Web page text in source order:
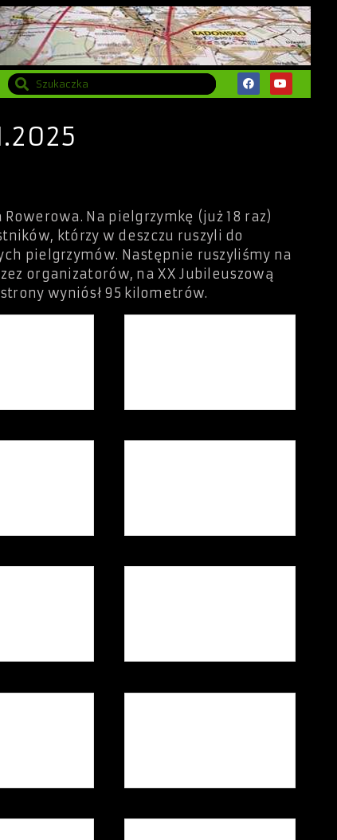
Na pielgrzymkę (już 18 raz)
którzy w deszczu ruszyli do
pielgrzymów. Następnie ruszyliśmy na
organizatorów, na XX Jubileuszową
wyniósł 95 kilometrów.